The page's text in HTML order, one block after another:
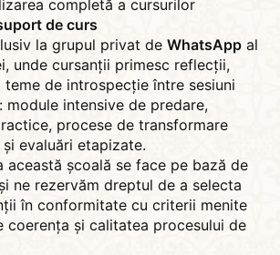
completă a cursurilor
de curs
la grupul privat de WhatsApp al
unde cursanții primesc reflecții,
teme de introspecție între sesiuni
: module intensive de predare,
procese de transformare
evaluări etapizate.
această școală se face pe bază de
și ne rezervăm dreptul de a selecta
în conformitate cu criterii menite
coerența și calitatea procesului de